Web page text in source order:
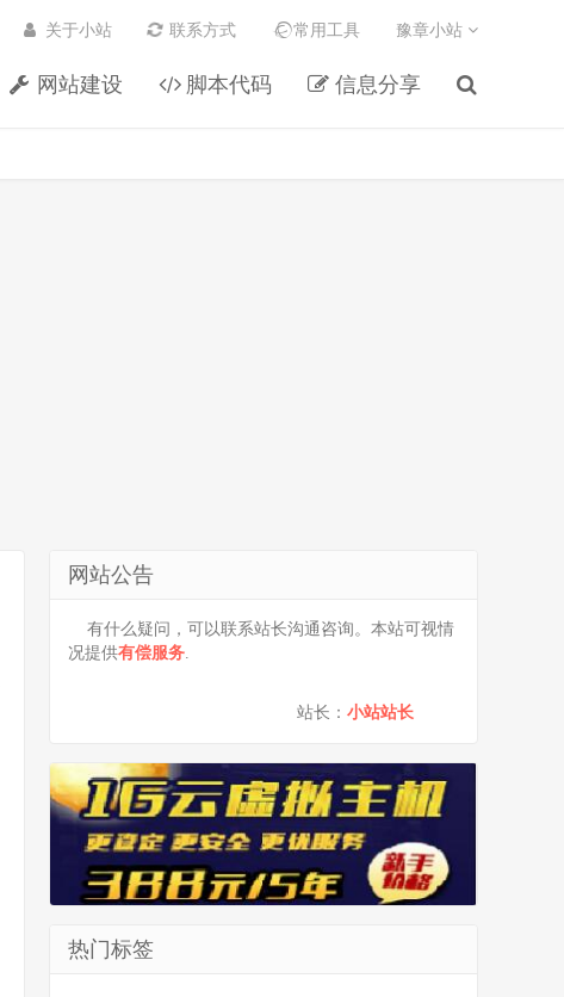
网站建设 脚本代码 信息分享
关于小站 联系方式 常用工具 豫章小站
网站公告
有什么疑问，可以联系站长沟通咨询。本站可视情
况提供有偿服务.
站长： 小站站长
热门标签